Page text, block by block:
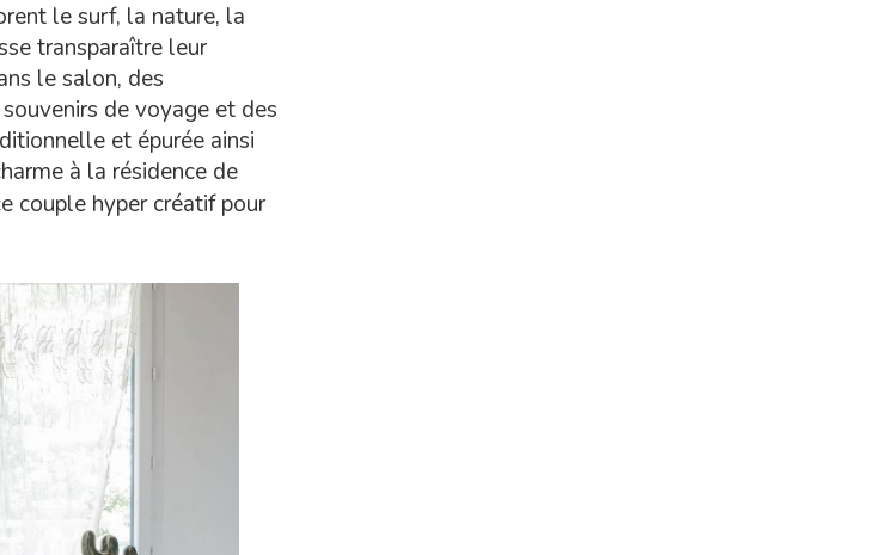
le surf, la nature, la
transparaître leur
le salon, des
de voyage et des
et épurée ainsi
à la résidence de
couple hyper créatif pour